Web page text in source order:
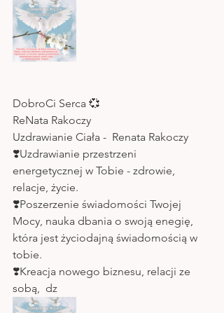
DobroCi Serca 💞
ReNata Rakoczy
Uzdrawianie Ciała -  Renata Rakoczy
❣️Uzdrawianie przestrzeni
energetycznej w Tobie - zdrowie,
relacje, życie.
❣️Poszerzenie świadomości Twojej
Mocy, nauka dbania o swoją enegię,
która jest życiodajną świadomością w
tobie.
❣️Kreacja nowego biznesu, relacji ze
sobą,  dz